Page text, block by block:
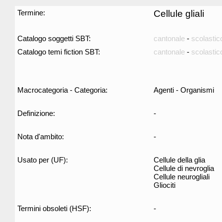
Termine: Cellule gliali
Catalogo soggetti SBT: cantonale -
Catalogo temi fiction SBT:
cantonale -
Macrocategoria - Categoria: Agenti - Organismi
Definizione: -
Nota d'ambito: -
Usato per (UF):
Cellule della glia
Cellule di nevroglia
Cellule neurogliali
Gliociti
Termini obsoleti (HSF): -